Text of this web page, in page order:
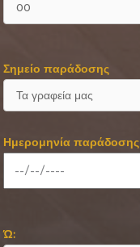
Σημείο παράδοσης
Ημερομηνία παράδοσης
Ώ: